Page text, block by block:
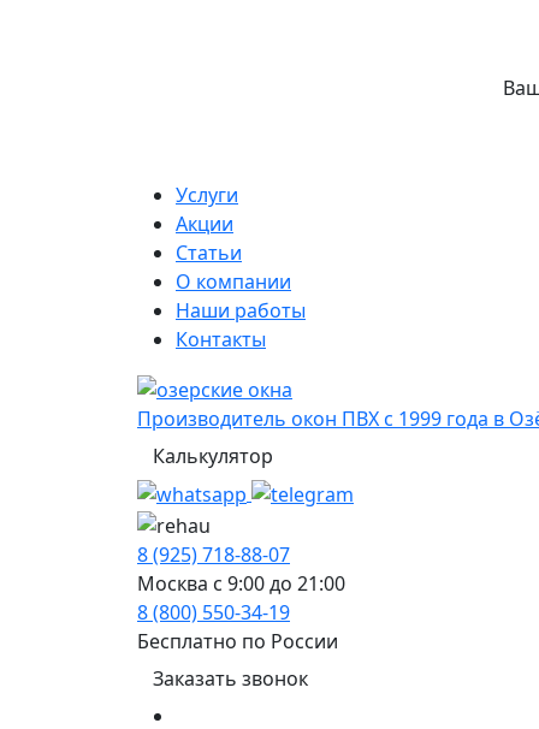
Услуги
Акции
Статьи
О компании
Наши работы
Контакты
Производитель окон ПВХ с 1999 года в
Калькулятор
8 (925) 718-88-07
Москва с 9:00 до 21:00
8 (800) 550-34-19
Бесплатно по России
Заказать звонок